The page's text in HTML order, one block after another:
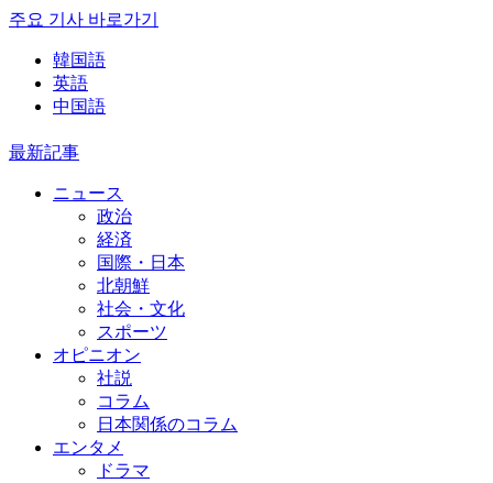
주요 기사 바로가기
韓国語
英語
中国語
最新記事
ニュース
政治
経済
国際・日本
北朝鮮
社会・文化
スポーツ
オピニオン
社説
コラム
日本関係のコラム
エンタメ
ドラマ